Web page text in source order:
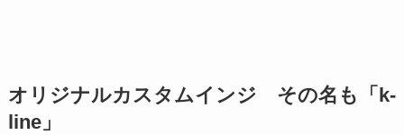
オリジナルカスタムインジ その名も「k-
line」